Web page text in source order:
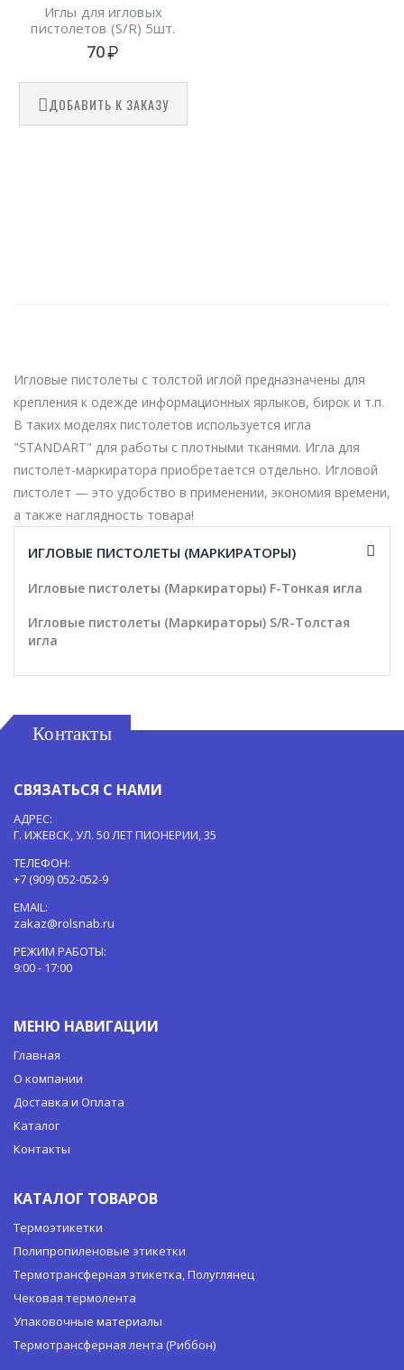
Иглы для игловых
пистолетов (S/R) 5шт.
70
ДОБАВИТЬ К ЗАКАЗУ
Игловые пистолеты с толстой иглой предназначены для
крепления к одежде информационных ярлыков, бирок и т.п.
В таких моделях пистолетов используется игла
"STANDART" для работы с плотными тканями. Игла для
пистолет-маркиратора приобретается отдельно. Игловой
пистолет — это удобство в применении, экономия времени,
а также наглядность товара!
ИГЛОВЫЕ ПИСТОЛЕТЫ (МАРКИРАТОРЫ)
Игловые пистолеты (Маркираторы) F-Тонкая игла
Игловые пистолеты (Маркираторы) S/R-Толстая
игла
Контакты
СВЯЗАТЬСЯ С НАМИ
АДРЕС:
Г. ИЖЕВСК, УЛ. 50 ЛЕТ ПИОНЕРИИ, 35
ТЕЛЕФОН:
+7 (909) 052-052-9
EMAIL:
zakaz@rolsnab.ru
РЕЖИМ РАБОТЫ:
9:00 - 17:00
МЕНЮ НАВИГАЦИИ
Главная
О компании
Доставка и Оплата
Каталог
Контакты
КАТАЛОГ ТОВАРОВ
Термоэтикетки
Полипропиленовые этикетки
Термотрансферная этикетка, Полуглянец
Чековая термолента
Упаковочные материалы
Термотрансферная лента (Риббон)